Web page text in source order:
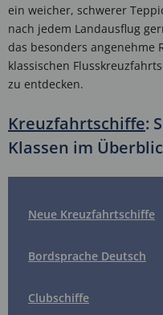
ein weicher, schwerer
nach jedem Landausflug
das besonders angenehme
klassischen
zu entdecken.
Kreuzfahrtschiffe:
Klassen im
Neue Kreuzfahrtschiffe
Bordsprache Deutsch
Clubschiffe